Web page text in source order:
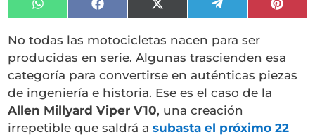
Compartir
en
WhatsApp
Compartir
en
Facebook
Compartir
en
(Twitter)
Compartir
en
en
No todas las motocicletas nacen para ser
producidas en serie. Algunas trascienden esa
categoría para convertirse en auténticas piezas
de ingeniería e historia. Ese es el caso de la
Allen Millyard Viper V10, una creación
irrepetible que saldrá asubasta el próximo 22